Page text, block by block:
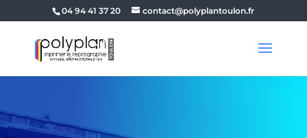
04 94 41 37 20 contact@polyplantoulon.fr